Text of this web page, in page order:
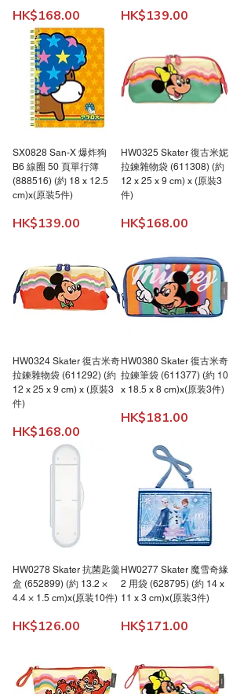
價格
HK$168.00 價格
HK$139.00
SX0828 San-X 爆炸狗
B6 線圈 50 頁單行簿
(888516) (約 18 x 12.5
cm)x(原装5件)
價格
HK$139.00
HW0325 Skater 復古米妮
拉鍊雜物袋 (611308) (約
12 x 25 x 9 cm) x (原裝3
件)
價格
HK$168.00
HW0324 Skater 復古米奇
拉鍊雜物袋 (611292) (約
12 x 25 x 9 cm) x (原裝3
件)
價格
HK$168.00
HW0380 Skater 復古米奇
拉鍊筆袋 (611377) (約 10
x 18.5 x 8 cm)x(原装3件)
價格
HK$181.00
HW0278 Skater 抗菌匙羹
盒 (652899) (約 13.2 ×
4.4 × 1.5 cm)x(原装10件)
價格
HK$126.00
HW0277 Skater 魔雪奇緣
2 用袋 (628795) (約 14 x
11 x 3 cm)x(原装3件)
價格
HK$171.00